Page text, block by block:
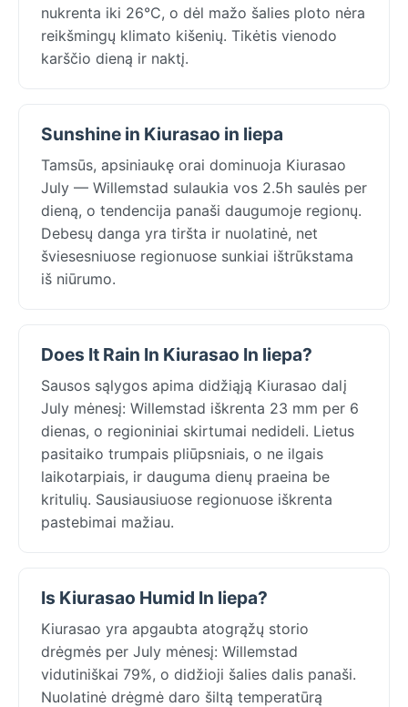
nukrenta iki 26°C, o dėl mažo šalies ploto nėra
reikšmingų klimato kišenių. Tikėtis vienodo
karščio dieną ir naktį.
Sunshine in Kiurasao in liepa
Tamsūs, apsiniaukę orai dominuoja Kiurasao
July — Willemstad sulaukia vos 2.5h saulės per
dieną, o tendencija panaši daugumoje regionų.
Debesų danga yra tiršta ir nuolatinė, net
šviesesniuose regionuose sunkiai ištrūkstama
iš niūrumo.
Does It Rain In Kiurasao In liepa?
Sausos sąlygos apima didžiąją Kiurasao dalį
July mėnesį: Willemstad iškrenta 23 mm per 6
dienas, o regioniniai skirtumai nedideli. Lietus
pasitaiko trumpais pliūpsniais, o ne ilgais
laikotarpiais, ir dauguma dienų praeina be
kritulių. Sausiausiuose regionuose iškrenta
pastebimai mažiau.
Is Kiurasao Humid In liepa?
Kiurasao yra apgaubta atogrąžų storio
drėgmės per July mėnesį: Willemstad
vidutiniškai 79%, o didžioji šalies dalis panaši.
Nuolatinė drėgmė daro šiltą temperatūrą